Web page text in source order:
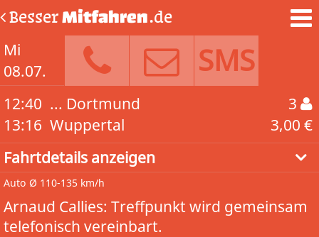
BesserMitfahren.de
Mi
08.07.
SMS
12:40
13:16
... Dortmund
Wuppertal
3
3,00 €
Fahrtdetails anzeigen
Auto Ø 110-135 km/h
Arnaud Callies: Treffpunkt wird gemeinsam
telefonisch vereinbart.